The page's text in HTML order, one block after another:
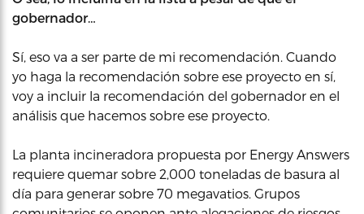
gobernador…
Sí, eso va a ser parte de mi recomendación. Cuando
yo haga la recomendación sobre ese proyecto en sí,
voy a incluir la recomendación del gobernador en el
análisis que hacemos sobre ese proyecto.
La planta incineradora propuesta por Energy Answers
requiere quemar sobre 2,000 toneladas de basura al
día para generar sobre 70 megavatios. Grupos